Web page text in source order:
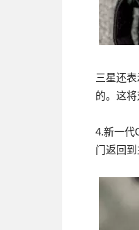
三星还
的。这将
4.新一代
门返回